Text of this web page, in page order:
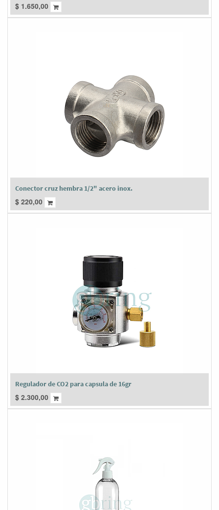
$ 1.650,00
Conector cruz hembra 1/2" acero inox.
$ 220,00
Regulador de CO2 para capsula de 16gr
$ 2.300,00